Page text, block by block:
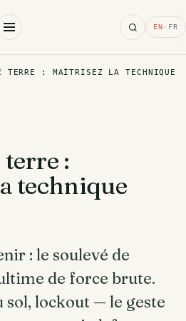
Search
EN · FR
TERRE : MAÎTRISEZ LA TECHNIQUE
terre :
technique
: le soulevé de
de force brute.
sol, lockout — le geste